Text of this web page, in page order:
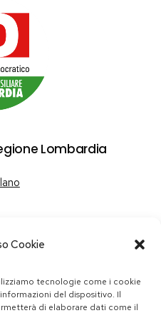
Cookie
tecnologie come i cookie
del dispositivo. Il
di elaborare dati come il
Lombardia
sui cookie